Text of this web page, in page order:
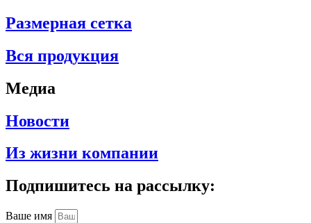
Размерная сетка
Вся продукция
Медиа
Новости
Из жизни компании
Подпишитесь на рассылку:
Ваше имя